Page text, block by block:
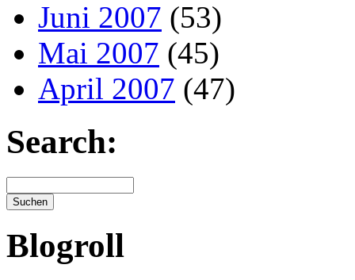
Juni 2007 (53)
Mai 2007 (45)
April 2007 (47)
Search:
Blogroll